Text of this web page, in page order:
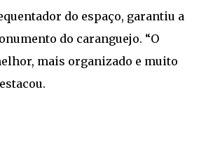
do espaço, garantiu a
do caranguejo. “O
mais organizado e muito